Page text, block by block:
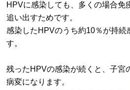
HPVに感染しても、多くの場合免
追い出すためです。
感染したHPVのうち約10％が持続
す。
残ったHPVの感染が続くと、子宮
病変になります。